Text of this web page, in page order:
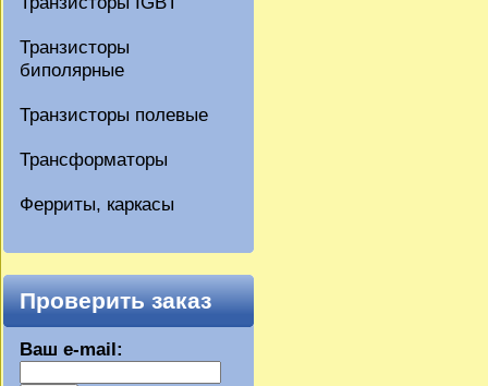
Транзисторы
биполярные
Транзисторы полевые
Трансформаторы
Ферриты, каркасы
Проверить заказ
Ваш e-mail: